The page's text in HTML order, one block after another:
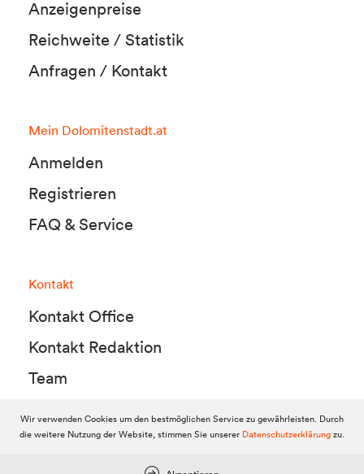
Anzeigenpreise
Reichweite / Statistik
Anfragen / Kontakt
Mein Dolomitenstadt.at
Anmelden
Registrieren
FAQ & Service
Kontakt
Kontakt Office
Kontakt Redaktion
Team
© 2010-2026 Dolomitenstadt.at
Wir verwenden Cookies um den bestmöglichen Service zu gewährleisten. Durch
die weitere Nutzung der Website, stimmen Sie unserer Datenschutzerklärungzu.